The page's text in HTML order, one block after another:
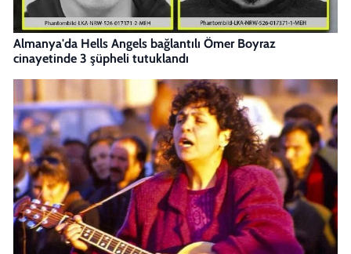
Almanya'da Hells Angels bağlantılı Ömer Boyraz
cinayetinde 3 şüpheli tutuklandı